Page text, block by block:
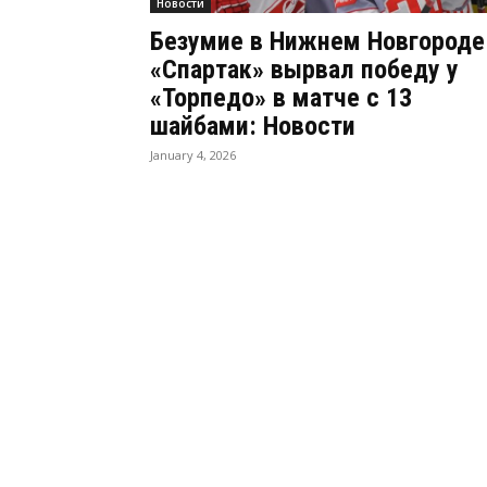
Новости
Безумие в Нижнем
«Спартак» вырвал победу у
«Торпедо» в матче с 13
шайбами: Новости
January 4, 2026